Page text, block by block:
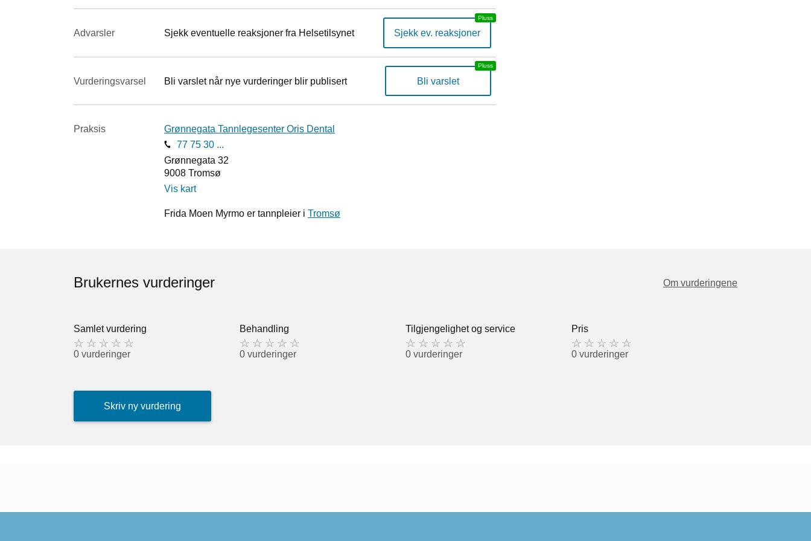
Advarsler Sjekk eventuelle reaksjoner fra Helsetilsynet Sjekk ev. reaksjoner
Vurderings­varsel Bli varslet når nye vurderinger blir publisert Bli varslet
Praksis
Grønnegata Tannlegesenter Oris Dental
77 75 30 ...
Grønnegata 32
9008 Tromsø
Vis kart
Frida Moen Myrmo er tannpleier i Tromsø
Brukernes vurderinger Om vurderingene
Samlet vurdering
0 vurderinger
Behandling
0 vurderinger
Tilgjengelighet og service
0 vurderinger
Pris
0 vurderinger
Skriv ny vurdering